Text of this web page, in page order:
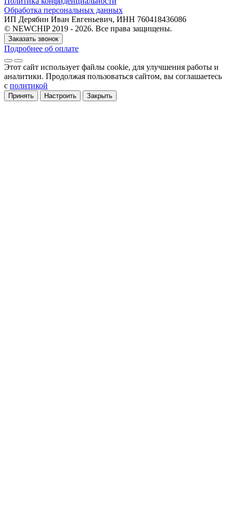
Обработка персональных данных
ИП Дерябин Иван Евгеньевич, ИНН 760418436086
© NEWCHIP 2019 - 2026. Все права защищены.
Заказать звонок
Подробнее об оплате
Этот сайт использует файлы cookie, для улучшения работы и
аналитики. Продолжая пользоваться сайтом, вы соглашаетесь
с политикой
Принять Настроить Закрыть